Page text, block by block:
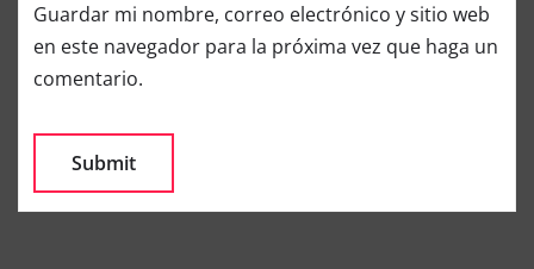
Guardar mi nombre, correo electrónico y sitio web
en este navegador para la próxima vez que haga un
comentario.